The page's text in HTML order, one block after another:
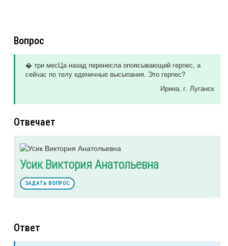
Вопрос
� три месЦа назад перенесла опоясывающий герпес, а
сейчас по телу еденичные высыпания. Это герпес?
Ирина, г. Луганск
Отвечает
Усик Виктория Анатольевна
ЗАДАТЬ ВОПРОС
Ответ